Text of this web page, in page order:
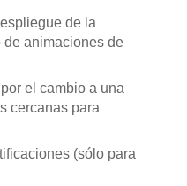
de la
de animaciones de
el cambio a una
cercanas para
(sólo para